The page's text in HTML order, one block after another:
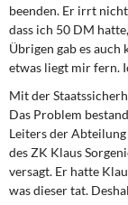
beenden. Er irrt
dass ich 50 DM
Übrigen gab es auch
etwas liegt mir fern.
Mit der
Das Problem
Leiters der
des ZK Klaus
versagt. Er hatte
was dieser tat.